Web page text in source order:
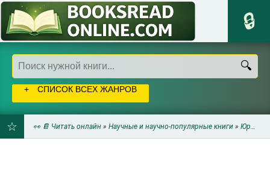
СПИСОК ВСЕХ ЖАНРОВ
👀 📔 Читать онлайн » Научные и научно-популярные книги » Юриспруденция